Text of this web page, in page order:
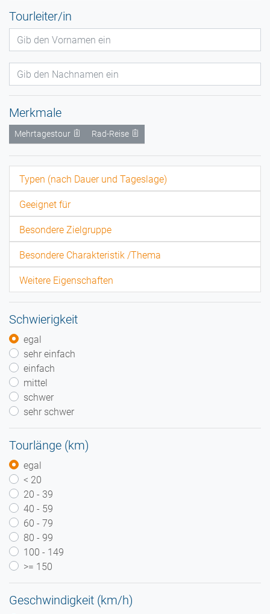
Tourleiter/in
Merkmale
Mehrtagestour Rad-Reise
Typen (nach Dauer und Tageslage)
Geeignet für
Besondere Zielgruppe
Besondere Charakteristik /Thema
Weitere Eigenschaften
Schwierigkeit
egal
sehr einfach
einfach
mittel
schwer
sehr schwer
Tourlänge (km)
egal
< 20
20 - 39
40 - 59
60 - 79
80 - 99
100 - 149
>= 150
Geschwindigkeit (km/h)